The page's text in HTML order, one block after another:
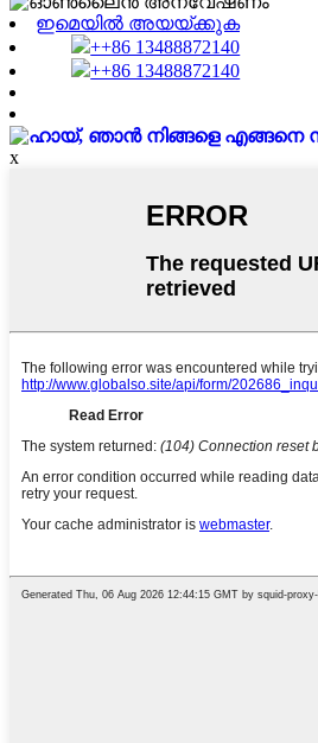
ഇമെയിൽ അയയ്ക്കുക
++86 13488872140
++86 13488872140
x